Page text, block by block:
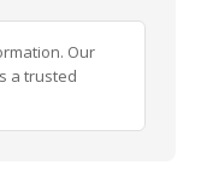
Our
a trusted